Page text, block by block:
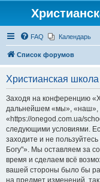
FAQ Календарь
Список форумов
Христианская
Заходя на конференцию
дальнейшем «мы», «наш»,
«https://onegod.com.ua/
следующими условиями.
заходите и не
Богу"». Мы оставляем за
время и сделаем всё
вашей стороны было бы
на предмет изменений,